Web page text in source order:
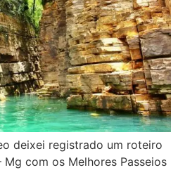
deixei registrado um roteiro
com os Melhores Passeios